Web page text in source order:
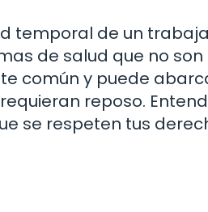
temporal de un
de salud que no son
común y puede
reposo.
se respeten tus